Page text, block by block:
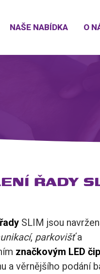
NAŠE NABÍDKA O
ŘADY
SLIM jsou
, parkovišťa
značkovým LED
a věrnějšího podání